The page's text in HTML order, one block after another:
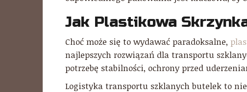
Jak Plastikowa
Choć może się to wydawać paradoksalne,
najlepszych rozwiązań dla transportu
potrzebę stabilności, ochrony przed
Logistyka transportu szklanych butelek to